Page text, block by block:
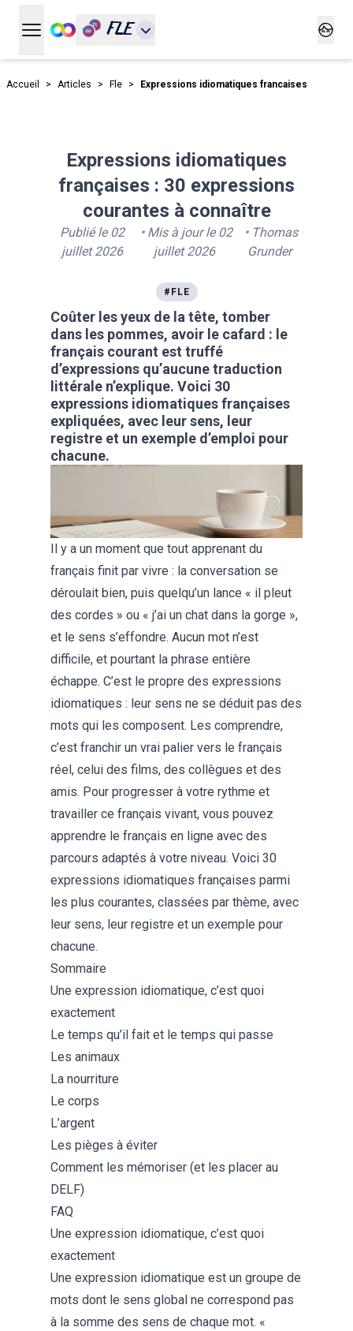
Ouvrir le menu principal
FLE
Accueil > Articles > Fle > Expressions idiomatiques francaises
Expressions idiomatiques
françaises : 30 expressions
courantes à connaître
Publié le02
juillet 2026
• Mis à jour le 02
juillet 2026
• Thomas
Grunder
# FLE
Coûter les yeux de la tête, tomber
dans les pommes, avoir le cafard : le
français courant est truffé
d’expressions qu’aucune traduction
littérale n’explique. Voici 30
expressions idiomatiques françaises
expliquées, avec leur sens, leur
registre et un exemple d’emploi pour
chacune.
Il y a un moment que tout apprenant du
français finit par vivre : la conversation se
déroulait bien, puis quelqu’un lance « il pleut
des cordes » ou « j’ai un chat dans la gorge »,
et le sens s’effondre. Aucun mot n’est
difficile, et pourtant la phrase entière
échappe. C’est le propre des expressions
idiomatiques : leur sens ne se déduit pas des
mots qui les composent. Les comprendre,
c’est franchir un vrai palier vers le français
réel, celui des films, des collègues et des
amis. Pour progresser à votre rythme et
travailler ce français vivant, vous pouvez
apprendre le français en ligne avec des
parcours adaptés à votre niveau. Voici 30
expressions idiomatiques françaises parmi
les plus courantes, classées par thème, avec
leur sens, leur registre et un exemple pour
chacune.
Sommaire
Une expression idiomatique, c’est quoi
exactement
Le temps qu’il fait et le temps qui passe
Les animaux
La nourriture
Le corps
L’argent
Les pièges à éviter
Comment les mémoriser (et les placer au
DELF)
FAQ
Une expression idiomatique, c’est quoi
exactement
Une expression idiomatique est un groupe de
mots dont le sens global ne correspond pas
à la somme des sens de chaque mot. «